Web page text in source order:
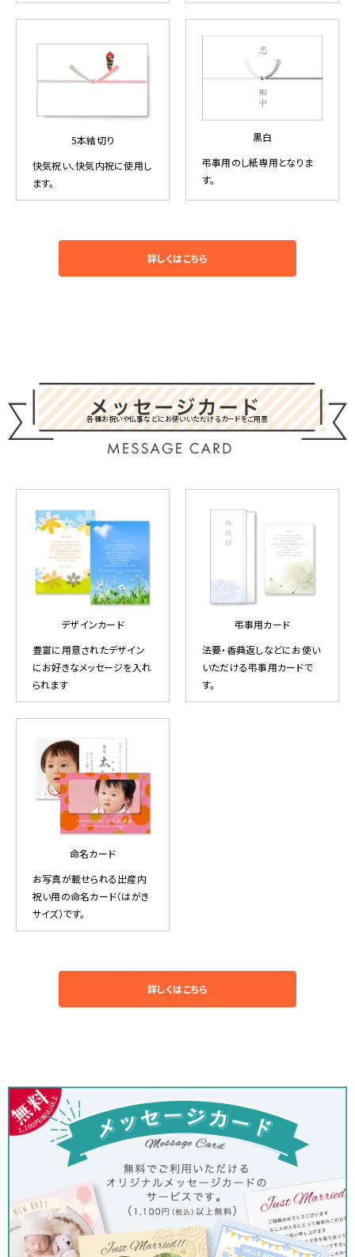
5本結切り
快気祝い、快気内祝に使用し
ます。
黒白
弔事用のし紙専用となりま
す。
詳しくはこちら
各種お祝いや仏事などにお使いいただけるカードをご用意
デザインカード
豊富に用意されたデザイン
にお好きなメッセージを入れ
られます
弔事用カード
法要・香典返しなどにお使い
いただける弔事用カードで
す。
命名カード
お写真が載せられる出産内
祝い用の命名カード（はがき
サイズ）です。
詳しくはこちら